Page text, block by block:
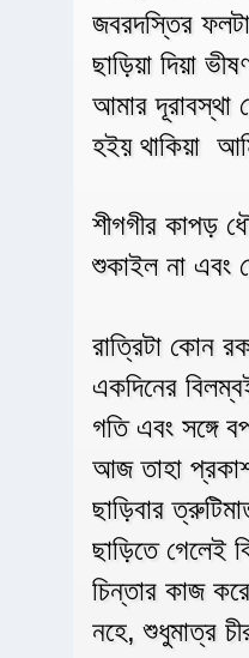
জবরদস্তির
ছাড়িয়া দিয়া
আমার দূরাবস্থা
হইয় থাকিয়া
শীগগীর কাপড়
শুকাইল না এবং
রাত্রিটা কোন
একদিনের
গতি এবং সঙ্গে
আজ তাহা প্রকাশ
ছাড়িবার
ছাড়িতে গেলেই
চিন্তার কাজ
নহে, শুধুমাত্র